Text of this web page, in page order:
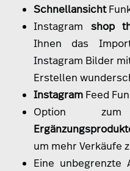
Schnellansicht
Instagram shop
Ihnen das
Instagram Bilder
Erstellen
Instagram Feed
Option
um mehr Verkäufe
Eine unbegrenzte